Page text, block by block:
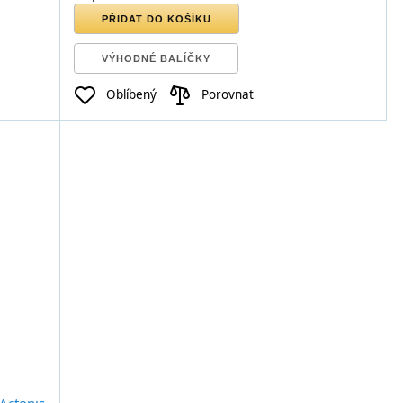
PŘIDAT DO KOŠÍKU
VÝHODNÉ BALÍČKY
Oblíbený Porovnat